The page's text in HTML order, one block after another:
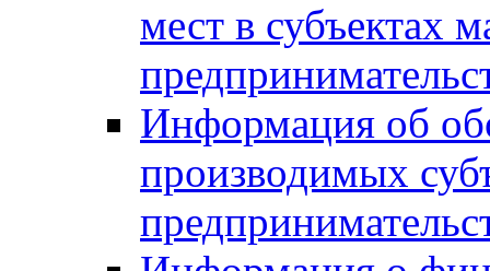
мест в субъектах
Информация об
производимых